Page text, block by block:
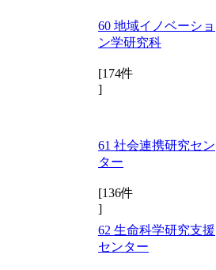
60 地域イノベーショ
ン学研究科
[174件
]
61 社会連携研究セン
ター
[136件
]
62 生命科学研究支援
センター